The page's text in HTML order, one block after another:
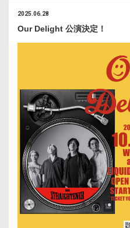
2025.06.28
Our Delight 公演決定！